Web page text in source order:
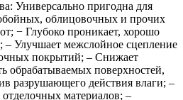
Универсально пригодна для
облицовочных и прочих
− Глубоко проникает, хорошо
– Улучшает межслойное сцепление
покрытий; – Снижает
обрабатываемых поверхностей,
разрушающего действия влаги; –
материалов; –